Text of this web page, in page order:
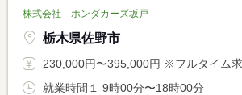
株式会社 ホンダカーズ坂戸
栃木県佐野市
230,000円〜395,000円 ※フルタイム求人の場合は月額（換算額）、パート求人の場
就業時間１ 9時00分〜18時00分